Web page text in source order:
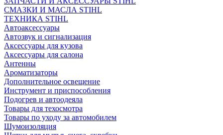
СМАЗКИ И МАСЛА STIHL
ТЕХНИКА STIHL
Автоаксессуары
Автозвук и сигнализация
Аксессуары для кузова
Аксессуары для салона
Антенны
Ароматизаторы
Дополнительное освещение
Инструмент и приспособления
Подогрев и автоодеяла
Товары для техосмотра
Товары по уходу за автомобилем
Шумоизоляция